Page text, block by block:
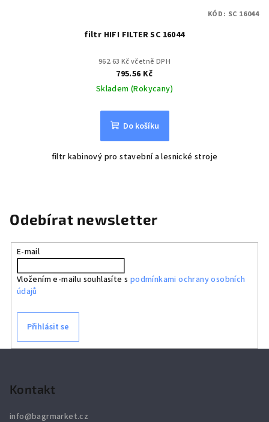
filtr HIFI FILTER SC 16044
962.63 Kč včetně DPH
795.56 Kč
Skladem (Rokycany)
Do košíku
filtr kabinový pro stavební a lesnické stroje
KÓD: SC 16044
Odebírat newsletter
E-mail
Vložením e-mailu souhlasíte s podmínkami ochrany osobních
údajů
Přihlásit se
Kontakt
info@bagrmarket.cz